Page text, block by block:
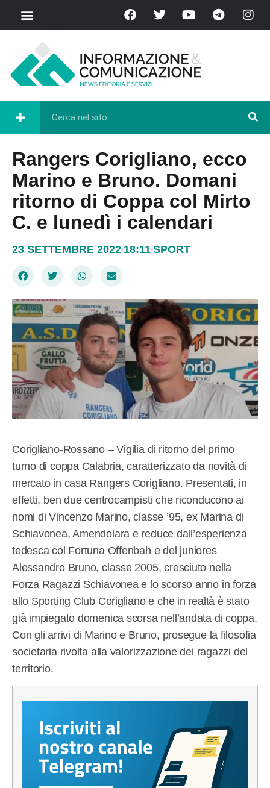
Rangers Corigliano, ecco
Marino e Bruno. Domani
ritorno di Coppa col Mirto
C. e lunedì i calendari
23 SETTEMBRE 2022 18:11 SPORT
Corigliano-Rossano – Vigilia di ritorno del primo
turno di coppa Calabria, caratterizzato da novità di
mercato in casa Rangers Corigliano. Presentati, in
effetti, ben due centrocampisti che riconducono ai
nomi di Vincenzo Marino, classe ’95, ex Marina di
Schiavonea, Amendolara e reduce dall’esperienza
tedesca col Fortuna Offenbah e del juniores
Alessandro Bruno, classe 2005, cresciuto nella
Forza Ragazzi Schiavonea e lo scorso anno in forza
allo Sporting Club Corigliano e che in realtà è stato
già impiegato domenica scorsa nell’andata di coppa.
Con gli arrivi di Marino e Bruno, prosegue la filosofia
societaria rivolta alla valorizzazione dei ragazzi del
territorio.